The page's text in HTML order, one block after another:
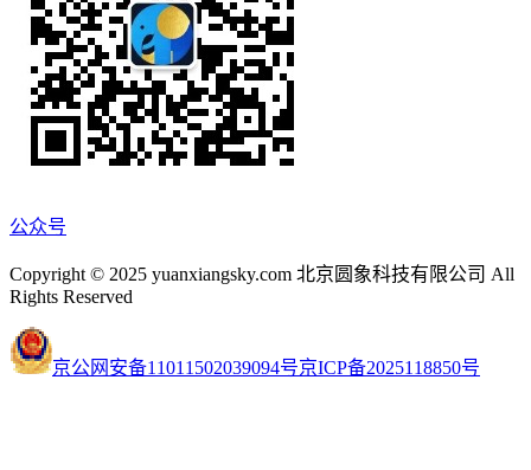
公众号
Copyright © 2025 yuanxiangsky.com 北京圆象科技有限公司 All
Rights Reserved
京公网安备11011502039094号京ICP备2025118850号